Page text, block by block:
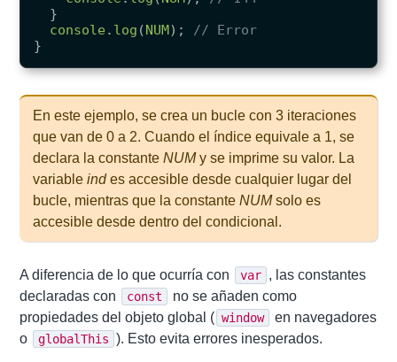
}
console . log (NUM);
// Error
}
En este ejemplo, se crea un bucle con 3 iteraciones
que van de 0 a 2. Cuando el índice equivale a 1, se
declara la constanteNUMy se imprime su valor. La
variableindes accesible desde cualquier lugar del
bucle, mientras que la constanteNUMsolo es
accesible desde dentro del condicional.
A diferencia de lo que ocurría con var , las constantes
declaradas con
const
no se añaden como
propiedades del objeto global ( window
en navegadores
o
globalThis ). Esto evita errores inesperados.